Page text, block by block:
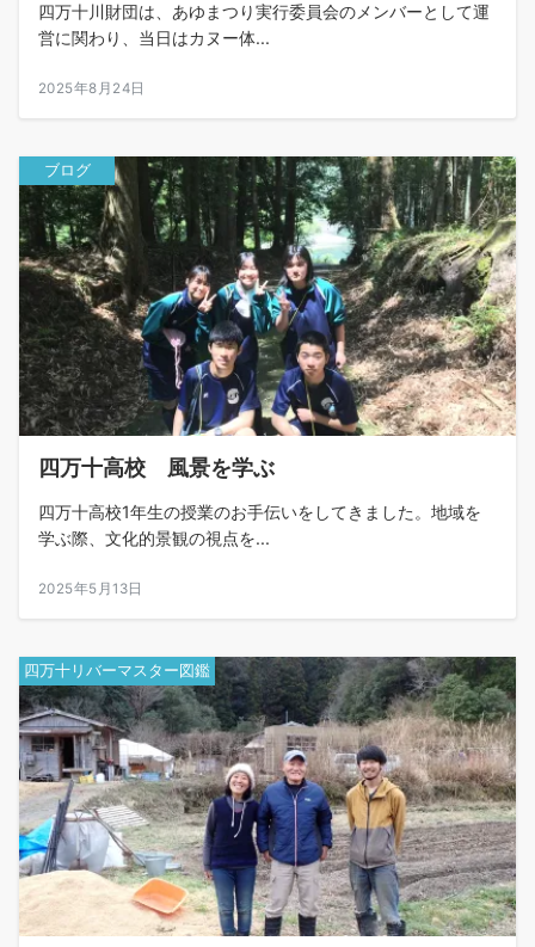
四万十川財団は、あゆまつり実行委員会のメンバーとして運
営に関わり、当日はカヌー体...
2025年8月24日
ブログ
四万十高校 風景を学ぶ
四万十高校1年生の授業のお手伝いをしてきました。地域を
学ぶ際、文化的景観の視点を...
2025年5月13日
四万十リバーマスター図鑑